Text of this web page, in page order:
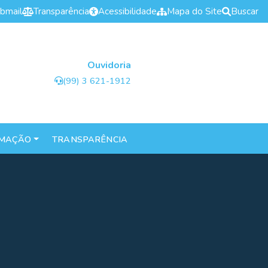
Transparência Acessibilidade Mapa do Site Buscar
Ouvidoria
(99) 3 621-1912
TRANSPARÊNCIA